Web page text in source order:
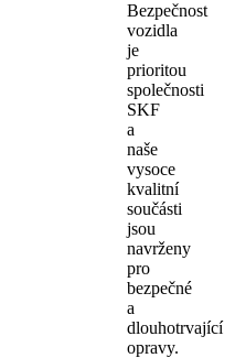
Bezpečnost
vozidla
je
prioritou
společnosti
SKF
a
naše
vysoce
kvalitní
součásti
jsou
navrženy
pro
bezpečné
a
dlouhotrvající
opravy.